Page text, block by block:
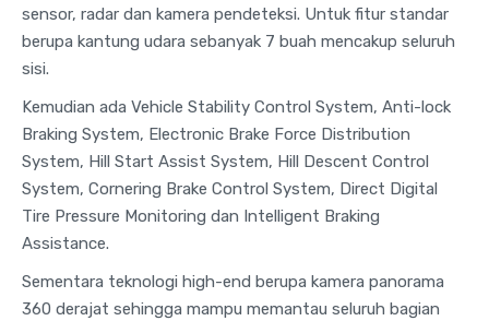
sensor, radar dan kamera pendeteksi. Untuk fitur standar
berupa kantung udara sebanyak 7 buah mencakup seluruh
sisi.
Kemudian ada Vehicle Stability Control System, Anti-lock
Braking System, Electronic Brake Force Distribution
System, Hill Start Assist System, Hill Descent Control
System, Cornering Brake Control System, Direct Digital
Tire Pressure Monitoring dan Intelligent Braking
Assistance.
Sementara teknologi high-end berupa kamera panorama
360 derajat sehingga mampu memantau seluruh bagian